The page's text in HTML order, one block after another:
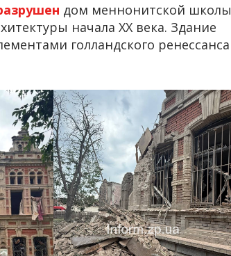
дом меннонитской школы
начала XX века. Здание
голландского ренессанса